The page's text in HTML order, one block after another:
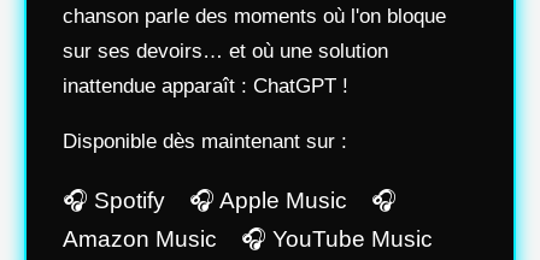
chanson parle des moments où l'on bloque
sur ses devoirs… et où une solution
inattendue apparaît : ChatGPT !
Disponible dès maintenant sur :
🎧 Spotify 🎧 Apple Music 🎧
Amazon Music 🎧 YouTube Music